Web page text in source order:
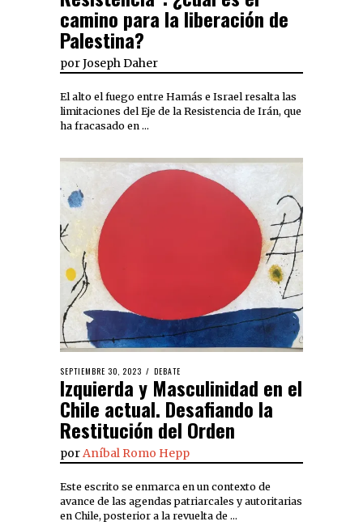
camino para la liberación de
Palestina?
porJoseph Daher
El alto el fuego entre Hamás e Israel resalta las
limitaciones del Eje de la Resistencia de Irán, que
ha fracasado en …
SEPTIEMBRE 30, 2023 DEBATE
Izquierda y Masculinidad en el
Chile actual. Desafiando la
Restitución del Orden
por Aníbal Romo Hepp
Este escrito se enmarca en un contexto de
avance de las agendas patriarcales y autoritarias
en Chile, posterior a la revuelta de …